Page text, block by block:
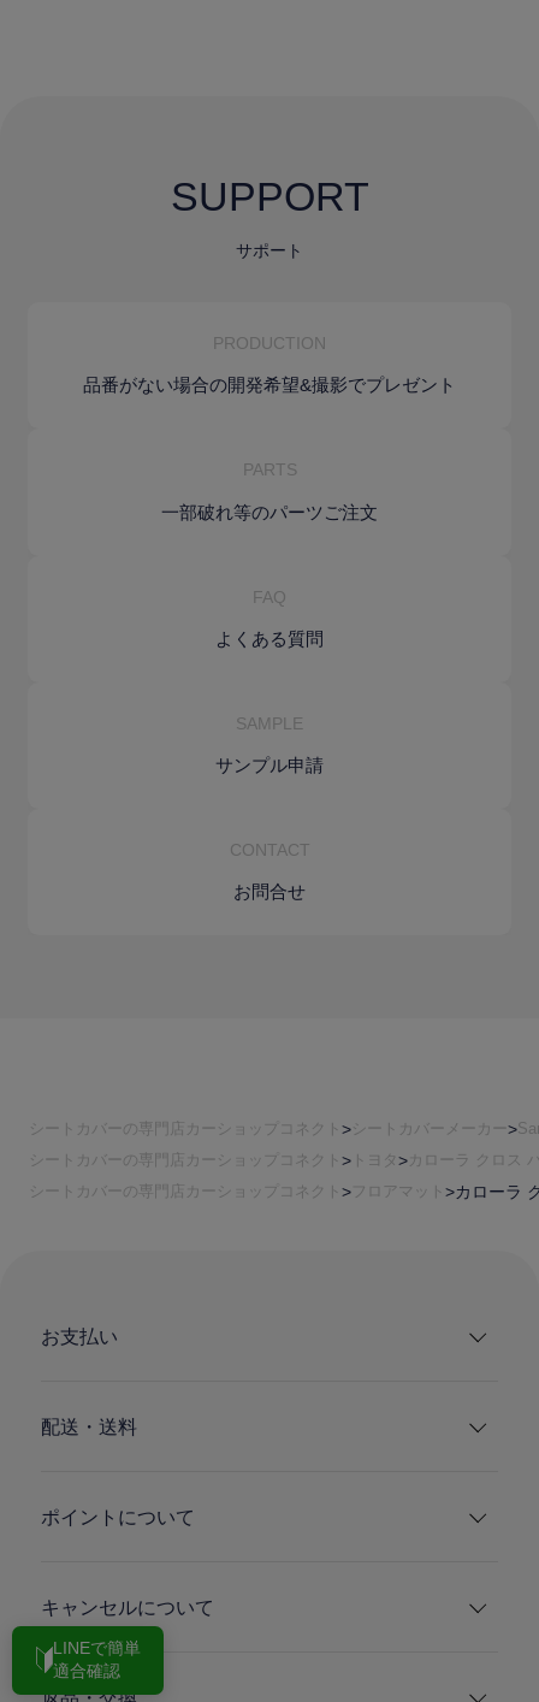
SUPPORT
サポート
PRODUCTION
品番がない場合の開発希望&撮影でプレゼント
PARTS
一部破れ等のパーツご注文
FAQ
よくある質問
SAMPLE
サンプル申請
CONTACT
お問合せ
シートカバーの専門店カーショップコネクト シートカバーメーカー
シートカバーの専門店カーショップコネクト
トヨタ
カローラ クロス
シートカバーの専門店カーショップコネクト
フロアマット カローラ
お支払い
配送・送料
ポイントについて
キャンセルについて
返品・交換
LINEで簡単
適合確認